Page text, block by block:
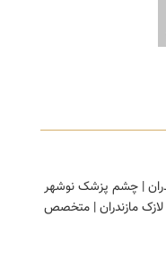
| چشم پزشک نوشهر
مازندران| متخصص